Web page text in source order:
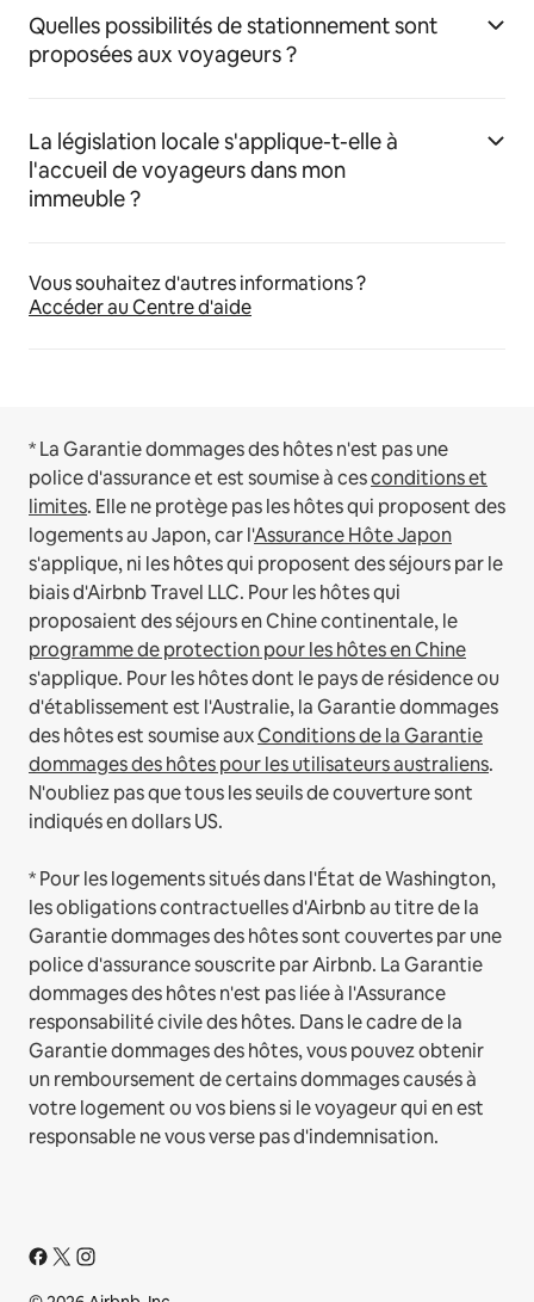
Quelles possibilités de stationnement sont
proposées aux voyageurs ?
La législation locale s'applique-t-elle à
l'accueil de voyageurs dans mon
immeuble ?
Vous souhaitez d'autres informations ?
Accéder au Centre d'aide
* La Garantie dommages des hôtes n'est pas une
police d'assurance et est soumise à cesconditions et
limites. Elle ne protège pas les hôtes qui proposent des
logements au Japon, car l'Assurance Hôte Japon
s'applique, ni les hôtes qui proposent des séjours par le
biais d'Airbnb Travel LLC. Pour les hôtes qui
proposaient des séjours en Chine continentale, le
programme de protection pour les hôtes en Chine
s'applique. Pour les hôtes dont le pays de résidence ou
d'établissement est l'Australie, la Garantie dommages
des hôtes est soumise auxConditions de la Garantie
dommages des hôtes pour les utilisateurs australiens.
N'oubliez pas que tous les seuils de couverture sont
indiqués en dollars US.
* Pour les logements situés dans l'État de Washington,
les obligations contractuelles d'Airbnb au titre de la
Garantie dommages des hôtes sont couvertes par une
police d'assurance souscrite par Airbnb. La Garantie
dommages des hôtes n'est pas liée à l'Assurance
responsabilité civile des hôtes. Dans le cadre de la
Garantie dommages des hôtes, vous pouvez obtenir
un remboursement de certains dommages causés à
votre logement ou vos biens si le voyageur qui en est
responsable ne vous verse pas d'indemnisation.